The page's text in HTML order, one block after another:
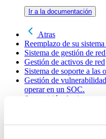
Ir a la documentación
Atras
Reemplazo de su
Sistema de gestión de
Gestión de activos de red
Sistema de soporte a las
Gestión de
operar en un SOC.
Supervisión de sistemas
Monitorización y
eléctricas